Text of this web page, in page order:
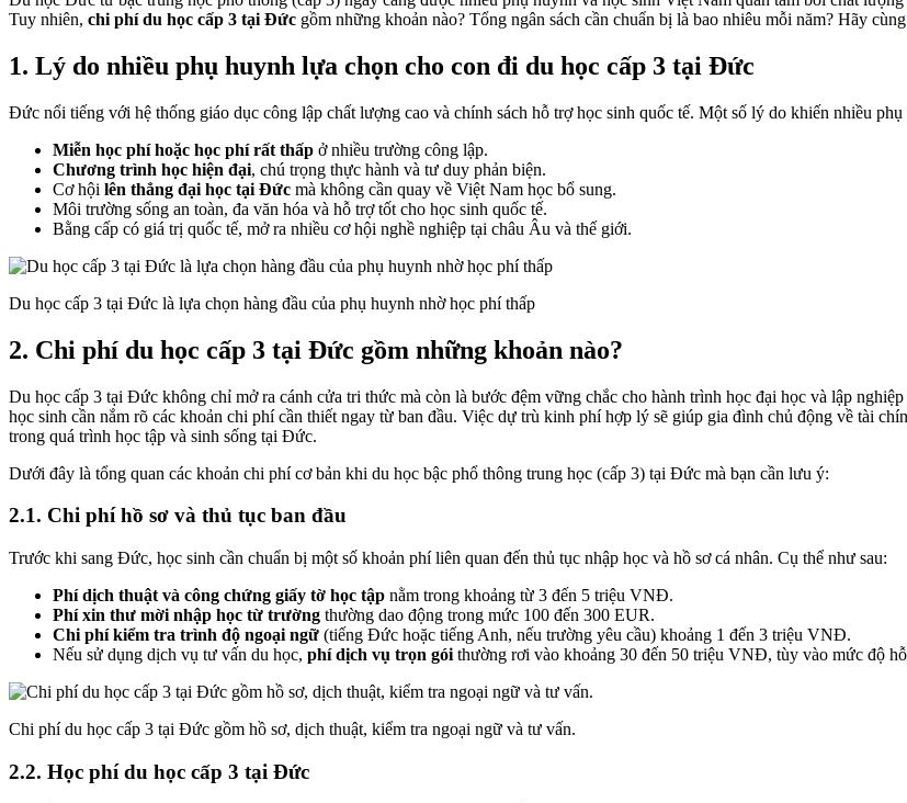
Tuy nhiên, chi phí du học cấp 3 tại Đức gồm những khoản nào? Tổng ngân sách cần chuẩn bị là bao nhiêu mỗi năm? Hãy cùng
1. Lý do nhiều phụ huynh lựa chọn cho con đi du học cấp 3 tại Đức
Đức nổi tiếng với hệ thống giáo dục công lập chất lượng cao và chính sách hỗ trợ học sinh quốc tế. Một số lý do khiến nhiều
Miễn học phí hoặc học phí rất thấp ở nhiều trường công lập.
Chương trình học hiện đại, chú trọng thực hành và tư duy phản biện.
Cơ hội lên thẳng đại học tại Đức mà không cần quay về Việt Nam học bổ sung.
Môi trường sống an toàn, đa văn hóa và hỗ trợ tốt cho học sinh quốc tế.
Bằng cấp có giá trị quốc tế, mở ra nhiều cơ hội nghề nghiệp tại châu Âu và thế giới.
Du học cấp 3 tại Đức là lựa chọn hàng đầu của phụ huynh nhờ học phí thấp
2. Chi phí du học cấp 3 tại Đức gồm những khoản nào?
Du học cấp 3 tại Đức không chỉ mở ra cánh cửa tri thức mà còn là bước đệm vững chắc cho hành trình học đại học và lập
học sinh cần nắm rõ các khoản chi phí cần thiết ngay từ ban đầu. Việc dự trù kinh phí hợp lý sẽ giúp gia đình chủ động về tài
trong quá trình học tập và sinh sống tại Đức.
Dưới đây là tổng quan các khoản chi phí cơ bản khi du học bậc phổ thông trung học (cấp 3) tại Đức mà bạn cần lưu ý:
2.1. Chi phí hồ sơ và thủ tục ban đầu
Trước khi sang Đức, học sinh cần chuẩn bị một số khoản phí liên quan đến thủ tục nhập học và hồ sơ cá nhân. Cụ thể như sau:
Phí dịch thuật và công chứng giấy tờ học tập nằm trong khoảng từ 3 đến 5 triệu VNĐ.
Phí xin thư mời nhập học từ trường thường dao động trong mức 100 đến 300 EUR.
Chi phí kiểm tra trình độ ngoại ngữ (tiếng Đức hoặc tiếng Anh, nếu trường yêu cầu) khoảng 1 đến 3 triệu VNĐ.
Nếu sử dụng dịch vụ tư vấn du học, phí dịch vụ trọn gói thường rơi vào khoảng 30 đến 50 triệu VNĐ, tùy vào mức độ
Chi phí du học cấp 3 tại Đức gồm hồ sơ, dịch thuật, kiểm tra ngoại ngữ và tư vấn.
2.2. Học phí du học cấp 3 tại Đức